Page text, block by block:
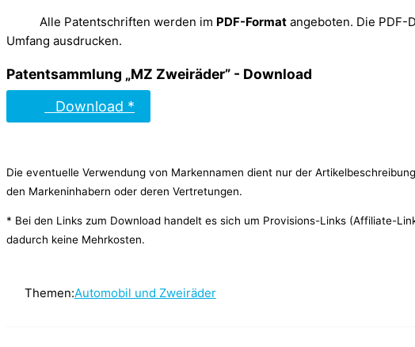
Alle Patentschriften werden im PDF-Formatangeboten. Die PDF-
Umfang ausdrucken.
Patentsammlung „MZ Zweiräder” - Download
Download *
Die eventuelle Verwendung von Markennamen dient nur der
den Markeninhabern oder deren Vertretungen.
* Bei den Links zum Download handelt es sich um Provisions-Links (Affiliate-
dadurch keine Mehrkosten.
Themen:Automobil und Zweiräder